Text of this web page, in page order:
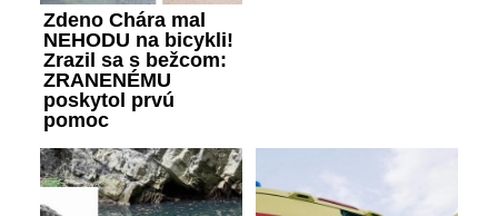
Zdeno Chára mal
NEHODU na bicykli!
Zrazil sa s bežcom:
ZRANENÉMU
poskytol prvú
pomoc